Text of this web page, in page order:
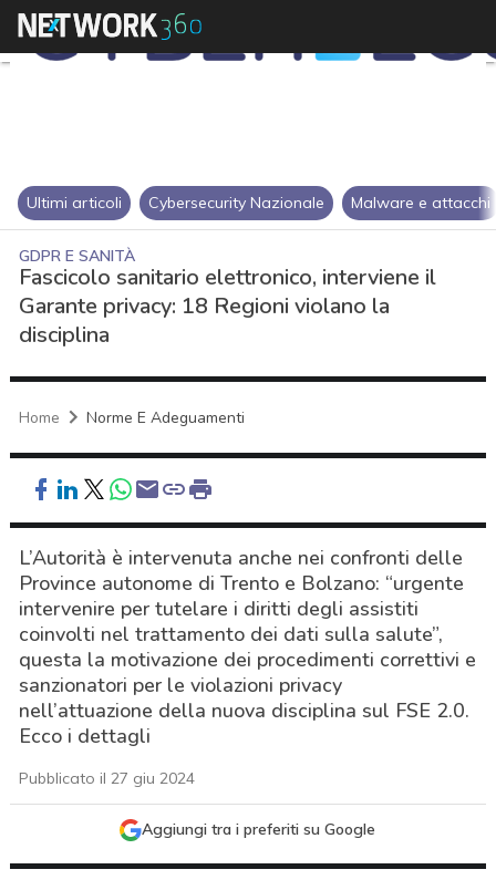
Ultimi articoli Cybersecurity Nazionale Malware e attacchi
GDPR E SANITÀ
Fascicolo sanitario elettronico, interviene il
Garante privacy: 18 Regioni violano la
disciplina
Home Norme E Adeguamenti
L’Autorità è intervenuta anche nei confronti delle
Province autonome di Trento e Bolzano: “urgente
intervenire per tutelare i diritti degli assistiti
coinvolti nel trattamento dei dati sulla salute”,
questa la motivazione dei procedimenti correttivi e
sanzionatori per le violazioni privacy
nell’attuazione della nuova disciplina sul FSE 2.0.
Ecco i dettagli
Pubblicato il 27 giu 2024
Aggiungi tra i preferiti su Google